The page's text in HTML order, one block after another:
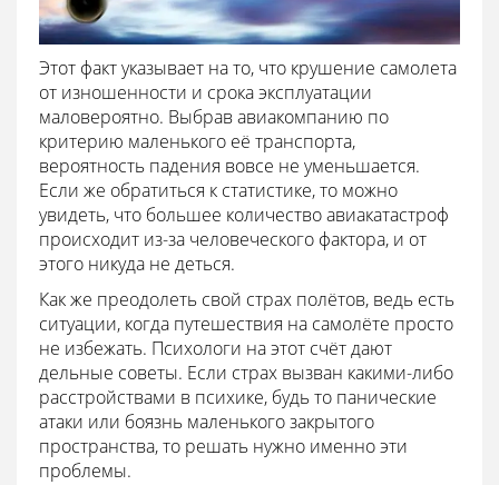
Этот факт указывает на то, что крушение самолета
от изношенности и срока эксплуатации
маловероятно. Выбрав авиакомпанию по
критерию маленького её транспорта,
вероятность падения вовсе не уменьшается.
Если же обратиться к статистике, то можно
увидеть, что большее количество авиакатастроф
происходит из-за человеческого фактора, и от
этого никуда не деться.
Как же преодолеть свой страх полётов, ведь есть
ситуации, когда путешествия на самолёте просто
не избежать. Психологи на этот счёт дают
дельные советы. Если страх вызван какими-либо
расстройствами в психике, будь то панические
атаки или боязнь маленького закрытого
пространства, то решать нужно именно эти
проблемы.